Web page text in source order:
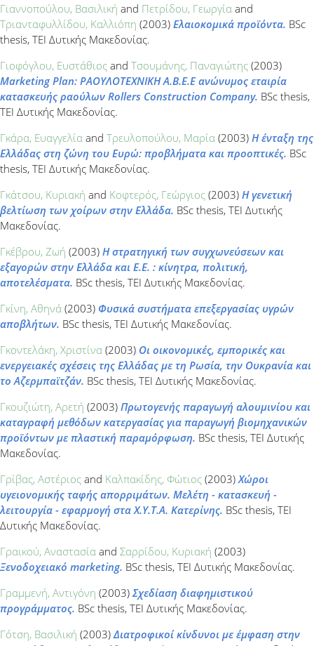
Γιαννοπούλου, Βασιλική and Πετρίδου, Γεωργία and
Τριανταφυλλίδου, Καλλιόπη (2003) Ελαιοκομικά προϊόντα. BSc
thesis, ΤΕΙ Δυτικής Μακεδονίας.
Γιοφόγλου, Ευστάθιος and Τσουμάνης, Παναγιώτης (2003)
Marketing Plan: ΡΑΟΥΛΟΤΕΧΝΙΚΗ Α.Β.Ε.Ε ανώνυμος εταιρία
κατασκευής ραούλων Rollers Construction Company. BSc thesis,
ΤΕΙ Δυτικής Μακεδονίας.
Γκάρα, Ευαγγελία and Τρευλοπούλου, Μαρία (2003) Η ένταξη της
Ελλάδας στη ζώνη του Ευρώ: προβλήματα και προοπτικές. BSc
thesis, ΤΕΙ Δυτικής Μακεδονίας.
Γκάτσου, Κυριακή and Κοφτερός, Γεώργιος (2003) Η γενετική
βελτίωση των χοίρων στην Ελλάδα. BSc thesis, ΤΕΙ Δυτικής
Μακεδονίας.
Γκέβρου, Ζωή (2003) Η στρατηγική των συγχωνεύσεων και
εξαγορών στην Ελλάδα και Ε.Ε. : κίνητρα, πολιτική,
αποτελέσματα. BSc thesis, ΤΕΙ Δυτικής Μακεδονίας.
Γκίνη, Αθηνά (2003) Φυσικά συστήματα επεξεργασίας υγρών
αποβλήτων. BSc thesis, ΤΕΙ Δυτικής Μακεδονίας.
Γκοντελάκη, Χριστίνα (2003) Οι οικονομικές, εμπορικές και
ενεργειακές σχέσεις της Ελλάδας με τη Ρωσία, την Ουκρανία και
το Αζερμπαϊτζάν. BSc thesis, ΤΕΙ Δυτικής Μακεδονίας.
Γκουζιώτη, Αρετή (2003) Πρωτογενής παραγωγή αλουμινίου και
καταγραφή μεθόδων κατεργασίας για παραγωγή βιομηχανικών
προϊόντων με πλαστική παραμόρφωση. BSc thesis, ΤΕΙ Δυτικής
Μακεδονίας.
Γρίβας, Αστέριος and Καλπακίδης, Φώτιος (2003) Χώροι
υγειονομικής ταφής απορριμάτων. Μελέτη - κατασκευή -
λειτουργία - εφαρμογή στα Χ.Υ.Τ.Α. Κατερίνης. BSc thesis, ΤΕΙ
Δυτικής Μακεδονίας.
Γραικού, Αναστασία and Σαρρίδου, Κυριακή (2003)
Ξενοδοχειακό marketing. BSc thesis, ΤΕΙ Δυτικής Μακεδονίας.
Γραμμενή, Αντιγόνη (2003) Σχεδίαση διαφημιστικού
προγράμματος. BSc thesis, ΤΕΙ Δυτικής Μακεδονίας.
Γότση, Βασιλική (2003) Διατροφικοί κίνδυνοι με έμφαση στην